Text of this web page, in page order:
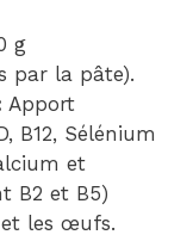
g
par la pâte).
Apport
B12, Sélénium
et
B2 et B5)
les œufs.